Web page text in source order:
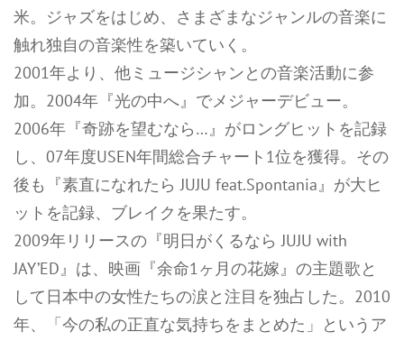
米。ジャズをはじめ、さまざまなジャンルの音楽に
触れ独自の音楽性を築いていく。
2001年より、他ミュージシャンとの音楽活動に参
加。2004年『光の中へ』でメジャーデビュー。
2006年『奇跡を望むなら…』がロングヒットを記録
し、07年度USEN年間総合チャート1位を獲得。その
後も『素直になれたら JUJU feat.Spontania』が大ヒ
ットを記録、ブレイクを果たす。
2009年リリースの『明日がくるなら JUJU with
JAY’ED』は、映画『余命1ヶ月の花嫁』の主題歌と
して日本中の女性たちの涙と注目を独占した。2010
年、「今の私の正直な気持ちをまとめた」というア